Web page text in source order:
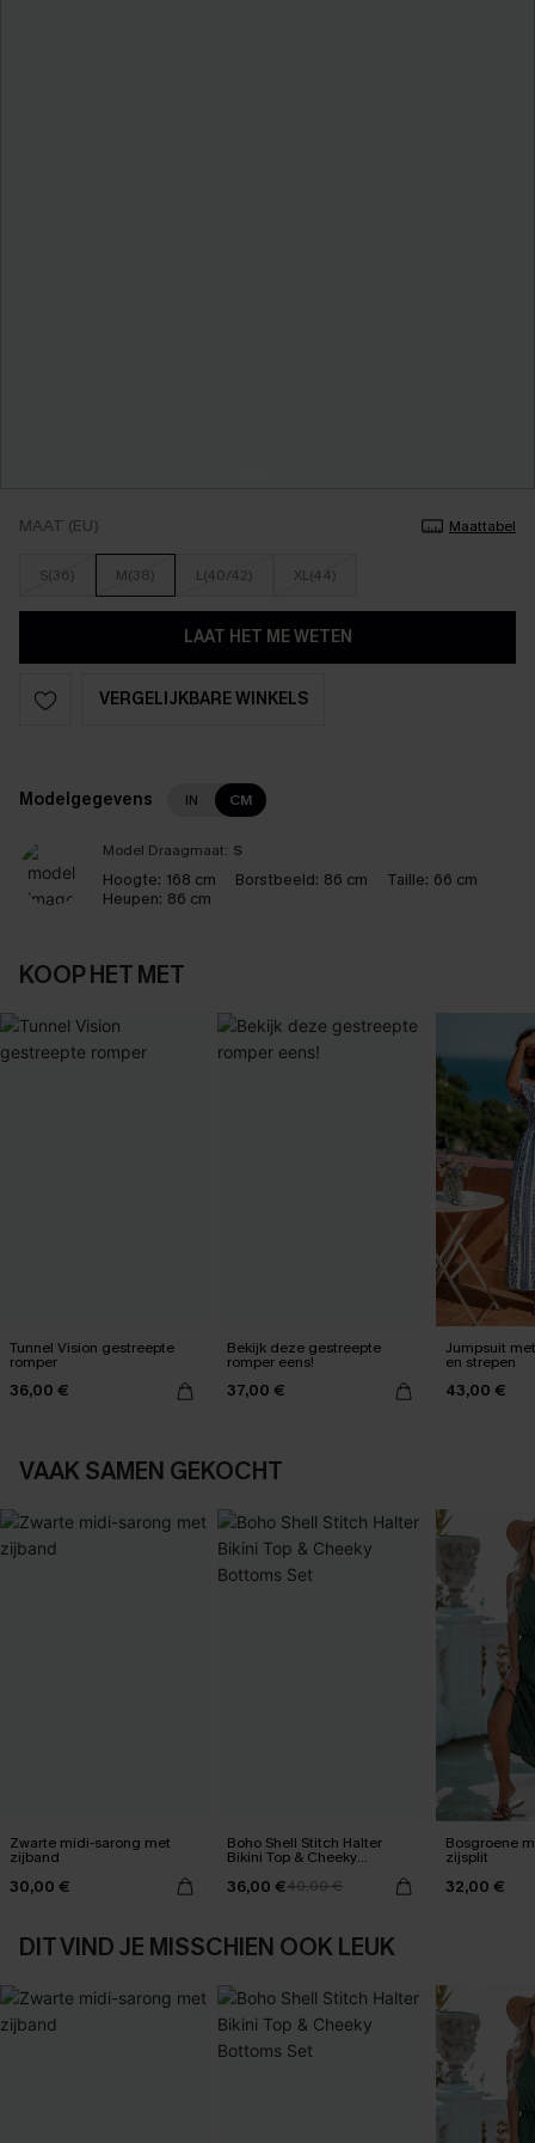
MAAT (EU) Maattabel
S(36) M(38) L(40/42) XL(44)
LAAT HET ME WETEN
VERGELIJKBARE WINKELS
Modelgegevens IN CM
Model Draagmaat: S
Hoogte: 168 cm Borstbeeld: 86 cm Taille: 66 cm
Heupen: 86 cm
KOOP HET MET
Tunnel Vision gestreepte
romper
36,00 €
Bekijk deze gestreepte
romper eens!
37,00 €
Jumpsuit
en strepen
43,00 €
VAAK SAMEN GEKOCHT
Zwarte midi-sarong met
zijband
30,00 €
Boho Shell Stitch Halter
Bikini Top & Cheeky
36,00 €40,00 €
Bosgroene
zijsplit
32,00 €
DIT VIND JE MISSCHIEN OOK LEUK